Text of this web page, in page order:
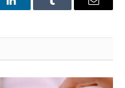
LinkedInTumblr Email